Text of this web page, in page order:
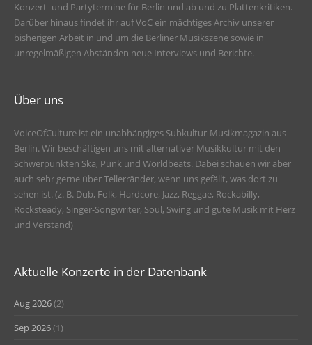
Konzert- und Partytermine für Berlin und ab und zu Plattenkritiken.
Darüber hinaus findet ihr auf VoC ein mächtiges Archiv unserer
bisherigen Arbeit in und um die Berliner Musikszene sowie in
unregelmäßigen Abständen neue Interviews und Berichte.
Über uns
VoiceOfCulture ist ein unabhängiges Subkultur-Musikmagazin aus
Berlin. Wir beschäftigen uns mit alternativer Musikkultur mit den
Schwerpunkten Ska, Punk und Worldbeats. Dabei schauen wir aber
auch sehr gerne über Tellerränder, wenn uns gefällt, was dort zu
sehen ist. (z. B. Dub, Folk, Hardcore, Jazz, Reggae, Rockabilly,
Rocksteady, Singer-Songwriter, Soul, Swing und gute Musik mit Herz
und Verstand)
Aktuelle Konzerte in der Datenbank
Aug 2026(2)
Sep 2026(1)